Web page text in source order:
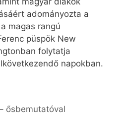
adományozta a
magas rangú
püspök New
folytatja
napokban.
ősbemutatóval